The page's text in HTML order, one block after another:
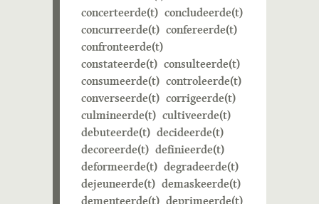
concerteerde(t) concludeerde(t)
concurreerde(t) confereerde(t)
confronteerde(t)
constateerde(t) consulteerde(t)
consumeerde(t) controleerde(t)
converseerde(t) corrigeerde(t)
culmineerde(t) cultiveerde(t)
debuteerde(t) decideerde(t)
decoreerde(t) definieerde(t)
deformeerde(t) degradeerde(t)
dejeuneerde(t) demaskeerde(t)